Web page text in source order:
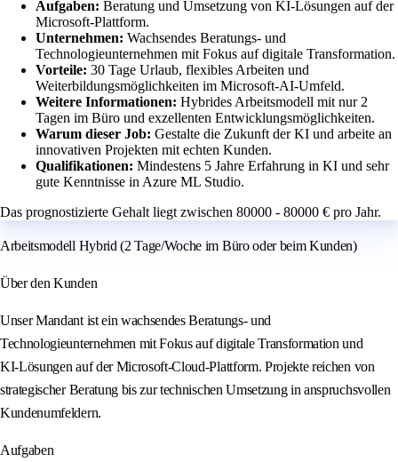
Aufgaben: Beratung und Umsetzung von KI-Lösungen auf der
Microsoft-Plattform.
Unternehmen: Wachsendes Beratungs- und
Technologieunternehmen mit Fokus auf digitale Transformation.
Vorteile: 30 Tage Urlaub, flexibles Arbeiten und
Weiterbildungsmöglichkeiten im Microsoft-AI-Umfeld.
Weitere Informationen: Hybrides Arbeitsmodell mit nur 2
Tagen im Büro und exzellenten Entwicklungsmöglichkeiten.
Warum dieser Job: Gestalte die Zukunft der KI und arbeite an
innovativen Projekten mit echten Kunden.
Qualifikationen: Mindestens 5 Jahre Erfahrung in KI und sehr
gute Kenntnisse in Azure ML Studio.
Das prognostizierte Gehalt liegt zwischen 80000 - 80000 € pro Jahr.
Arbeitsmodell Hybrid (2 Tage/Woche im Büro oder beim Kunden)
Über den Kunden
Unser Mandant ist ein wachsendes Beratungs- und
Technologieunternehmen mit Fokus auf digitale Transformation und
KI‑Lösungen auf der Microsoft‑Cloud‑Plattform. Projekte reichen von
strategischer Beratung bis zur technischen Umsetzung in anspruchsvollen
Kundenumfeldern.
Aufgaben